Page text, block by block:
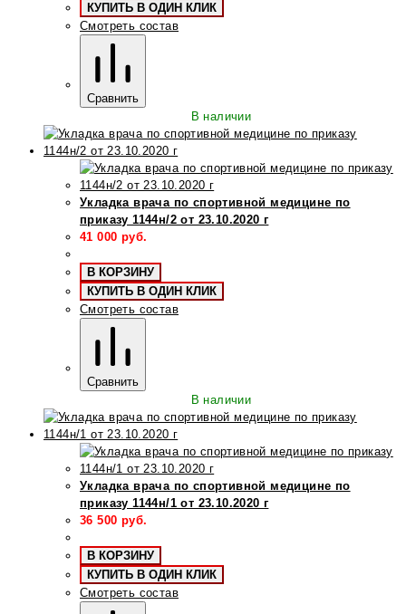
КУПИТЬ В ОДИН КЛИК
Смотреть состав
Сравнить
В наличии
Укладка врача по спортивной медицине по
приказу 1144н/2 от 23.10.2020 г
41 000 руб.
В КОРЗИНУ
КУПИТЬ В ОДИН КЛИК
Смотреть состав
Сравнить
В наличии
Укладка врача по спортивной медицине по
приказу 1144н/1 от 23.10.2020 г
36 500 руб.
В КОРЗИНУ
КУПИТЬ В ОДИН КЛИК
Смотреть состав